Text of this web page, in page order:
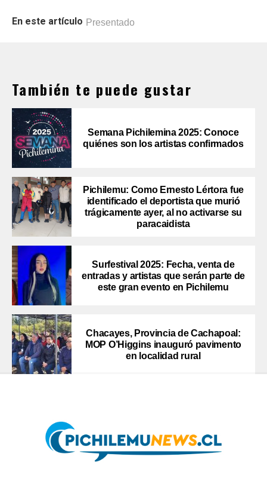
En este artículo Presentado
También te puede gustar
Semana Pichilemina 2025: Conoce
quiénes son los artistas confirmados
Pichilemu: Como Ernesto Lértora fue
identificado el deportista que murió
trágicamente ayer, al no activarse su
paracaidista
Surfestival 2025: Fecha, venta de
entradas y artistas que serán parte de
este gran evento en Pichilemu
Chacayes, Provincia de Cachapoal:
MOP O’Higgins inauguró pavimento
en localidad rural